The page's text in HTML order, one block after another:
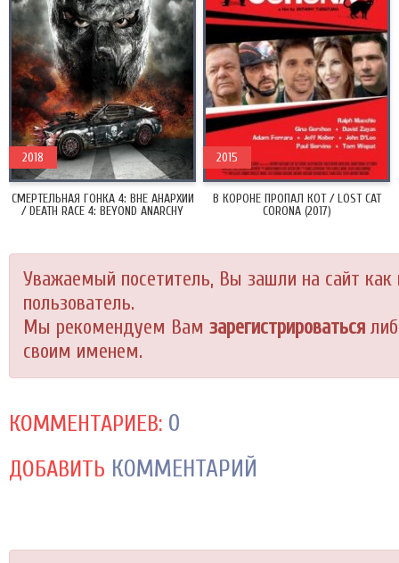
СМЕРТЕЛЬНАЯ ГОНКА 4: ВНЕ АНАРХИИ
/ DEATH RACE 4: BEYOND ANARCHY
2018
В КОРОНЕ ПРОПАЛ КОТ / LOST CAT
CORONA (2017)
2015
Уважаемый посетитель, Вы зашли на сайт как
пользователь.
Мы рекомендуем Вам зарегистрироваться
своим именем.
КОММЕНТАРИЕВ: 0
ДОБАВИТЬ КОММЕНТАРИЙ